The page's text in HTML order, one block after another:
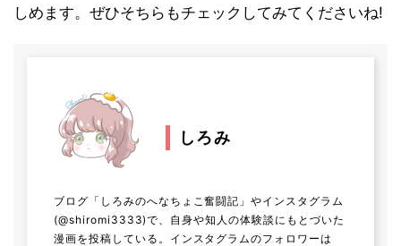
しめます。ぜひそちらもチェックしてみてくださいね!
しろみ
ブログ「しろみのへなちょこ奮闘記」やインスタグラム
(@shiromi3333)で、自身や知人の体験談にもとづいた
漫画を投稿している。インスタグラムのフォロワーは